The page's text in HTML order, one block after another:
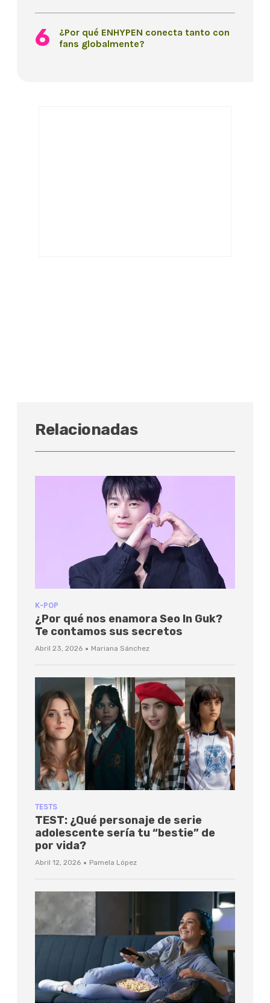
¿Por qué ENHYPEN conecta tanto con
fans globalmente?
Relacionadas
K-POP
¿Por qué nos enamora Seo In Guk?
Te contamos sus secretos
Abril 23, 2026 · Mariana Sánchez
TESTS
TEST: ¿Qué personaje de serie
adolescente sería tu “bestie” de
por vida?
Abril 12, 2026 · Pamela López